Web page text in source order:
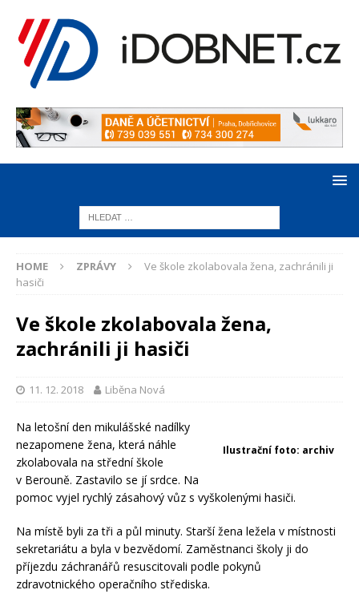
HOME ZPRÁVY
Ve škole zkolabovala žena, zachránili ji
hasiči
Ve škole zkolabovala žena,
zachránili ji hasiči
11. 12. 2018 Liběna Nová
Ilustrační foto: archiv
Na letošní den mikulášské nadílky
nezapomene žena, která náhle
zkolabovala na střední škole
v Berouně. Zastavilo se jí srdce. Na
pomoc vyjel rychlý zásahový vůz s vyškolenými hasiči.
Na místě byli za tři a půl minuty. Starší žena ležela v místnosti
sekretariátu a byla v bezvědomí. Zaměstnanci školy ji do
příjezdu záchranářů resuscitovali podle pokynů
zdravotnického operačního střediska.